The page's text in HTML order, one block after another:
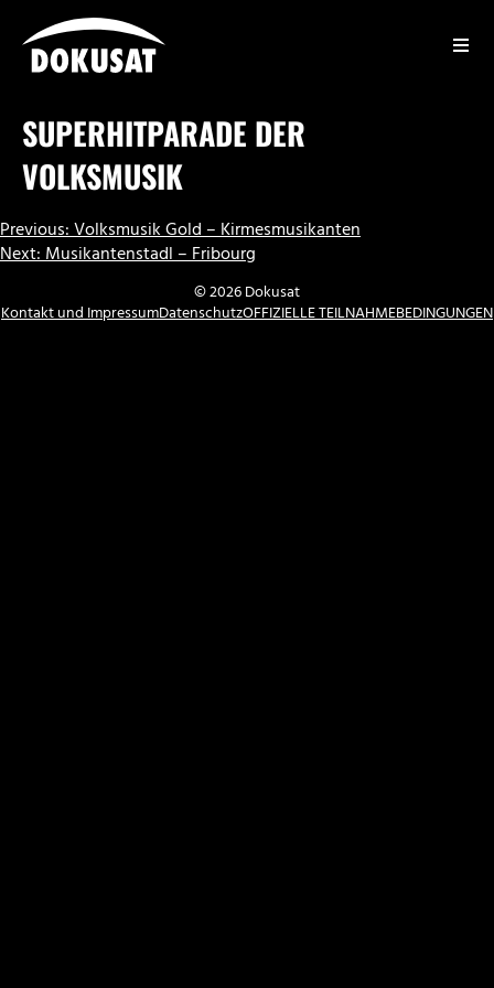
Inhalt
springen
SUPERHITPARADE DER
VOLKSMUSIK
BEITRAGSNAVIGATION
Previous:Volksmusik Gold – Kirmesmusikanten
Next:Musikantenstadl – Fribourg
© 2026 Dokusat
Kontakt und ImpressumDatenschutzOFFIZIELLE TEILNAHMEBEDINGUNGEN